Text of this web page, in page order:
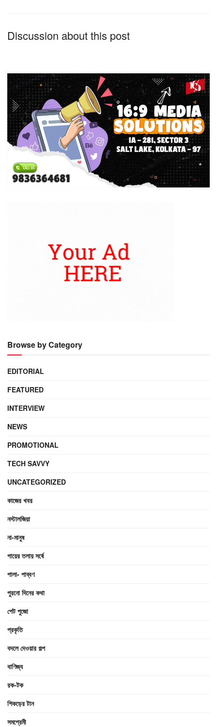
Discussion about this post
Browse by Category
EDITORIAL
FEATURED
INTERVIEW
NEWS
PROMOTIONAL
TECH SAVVY
UNCATEGORIZED
কাজের খবর
নস্টালজিয়া
না-মানুষ
পায়ের তলায় সর্ষে
পালা- পাব্বণ
পুরনো দিনের কথা
পেট পুজো
প্রকৃতি
বদলে দেওয়ার গল্প
বাণিজ্য
রক-টক
শিকড়ের টান
সমপ্রেমী